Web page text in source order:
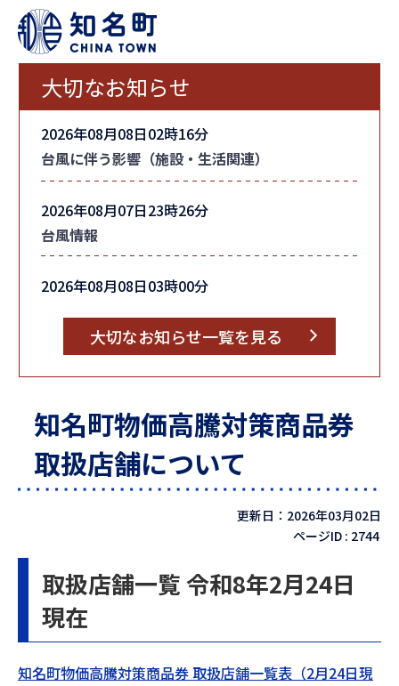
大切なお知らせ
2026年08月08日02時16分
台風に伴う影響（施設・生活関連）
2026年08月07日23時26分
台風情報
2026年08月08日03時00分
大切なお知らせ一覧を見る
知名町物価高騰対策商品券
取扱店舗について
更新日：2026年03月02日
ページID : 2744
取扱店舗一覧 令和8年2月24日
現在
知名町物価高騰対策商品券 取扱店舗一覧表（2月24日現